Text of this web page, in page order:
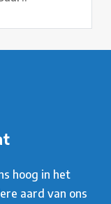
hoog in het
aard van ons